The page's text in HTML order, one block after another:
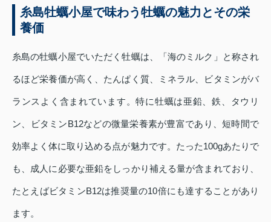
糸島牡蠣小屋で味わう牡蠣の魅力とその栄
養価
糸島の牡蠣小屋でいただく牡蠣は、「海のミルク」と称され
るほど栄養価が高く、たんぱく質、ミネラル、ビタミンがバ
ランスよく含まれています。特に牡蠣は亜鉛、鉄、タウリ
ン、ビタミンB12などの微量栄養素が豊富であり、短時間で
効率よく体に取り込める点が魅力です。たった100gあたりで
も、成人に必要な亜鉛をしっかり補える量が含まれており、
たとえばビタミンB12は推奨量の10倍にも達することがあり
ます。